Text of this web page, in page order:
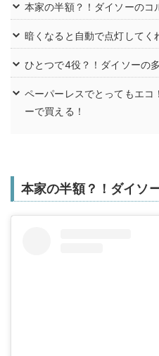
本家の半額？！ダイソーのコ
暗くなると自動で点灯してく
ひとつで4役？！ダイソーの
ペーパーレスでとってもエコ
ーで買える！
本家の半額？！ダイソ